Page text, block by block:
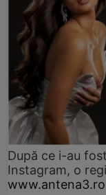
După ce i-au
Instagram, o
www.antena3.ro